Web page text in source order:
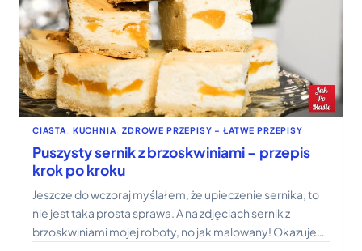
GOŚCIOM?
CIASTA KUCHNIA , ZDROWE PRZEPISY – ŁATWE PRZEPISY
Puszysty sernik z brzoskwiniami – przepis
krok po kroku
Jeszcze do wczoraj myślałem, że upieczenie sernika, to
nie jest taka prosta sprawa. A na zdjęciach sernik z
brzoskwiniami mojej roboty, no jak malowany! Okazuje…